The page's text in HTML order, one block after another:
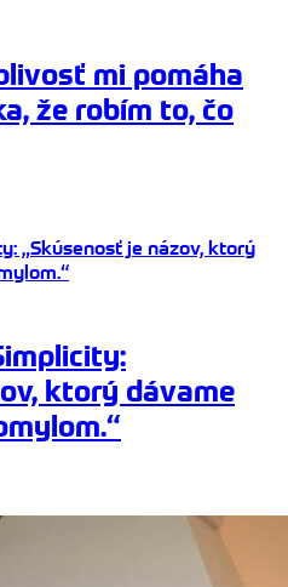
mi pomáha
že robím to, čo
ktorý dávame